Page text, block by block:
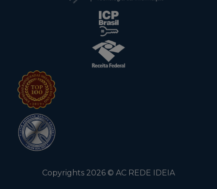
Copyrights 2026 © AC REDE IDEIA